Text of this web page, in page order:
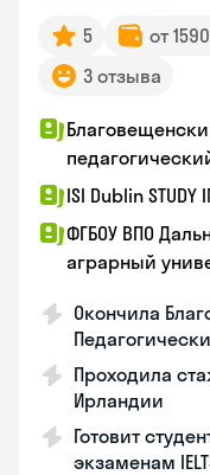
5 от
3 отзыва
ISI Dublin STUDY
ФГБОУ ВПО
аграрный
Окончила
Проходила
Ирландии
Готовит
экзаменам